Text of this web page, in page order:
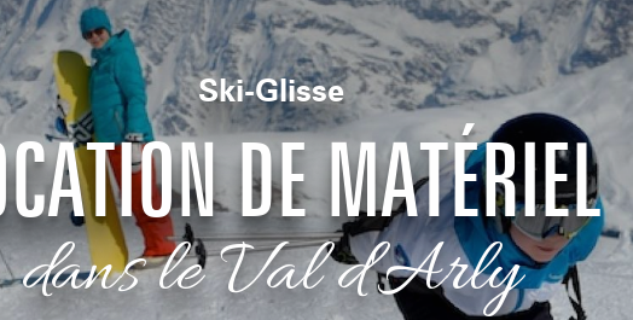
Agenda
Centrale de
Bons Plans Séjours
Ski-Glisse
DE MATÉRIEL
dans le Val d'Arly